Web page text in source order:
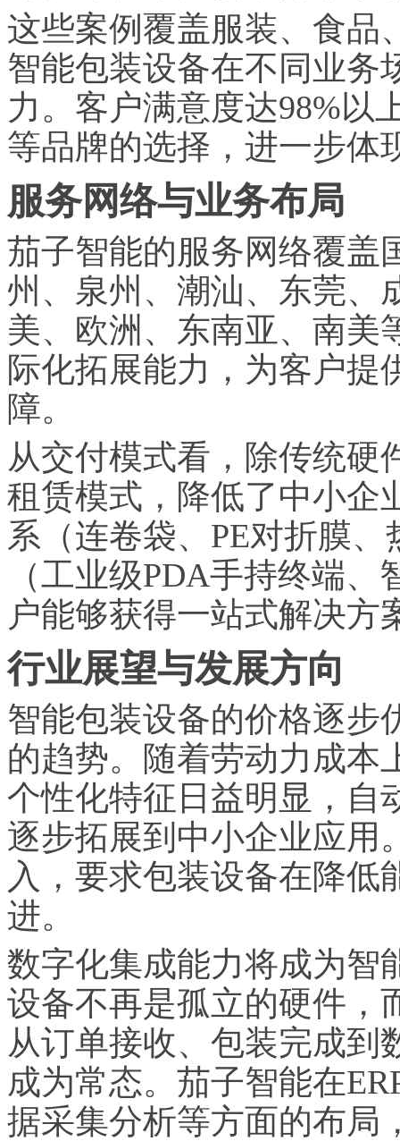
这些案例覆盖服装、食品
智能包装设备在不同业务
力。客户满意度达98%以
等品牌的选择，进一步体
服务网络与业务布局
茄子智能的服务网络覆盖
州、泉州、潮汕、东莞、
美、欧洲、东南亚、南美
际化拓展能力，为客户提
障。
从交付模式看，除传统硬
租赁模式，降低了中小企
系（连卷袋、PE对折膜
（工业级PDA手持终端
户能够获得一站式解决方
行业展望与发展方向
智能包装设备的价格逐步
的趋势。随着劳动力成本
个性化特征日益明显，自
逐步拓展到中小企业应用
入，要求包装设备在降低
进。
数字化集成能力将成为智
设备不再是孤立的硬件，
从订单接收、包装完成到
成为常态。茄子智能在
据采集分析等方面的布局